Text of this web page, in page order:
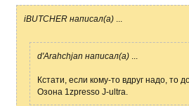
iBUTCHER написал(а)
d'Arahchjan написал(а)
Кстати, если кому-то вдруг надо,
Озона 1zpresso J-ultra.